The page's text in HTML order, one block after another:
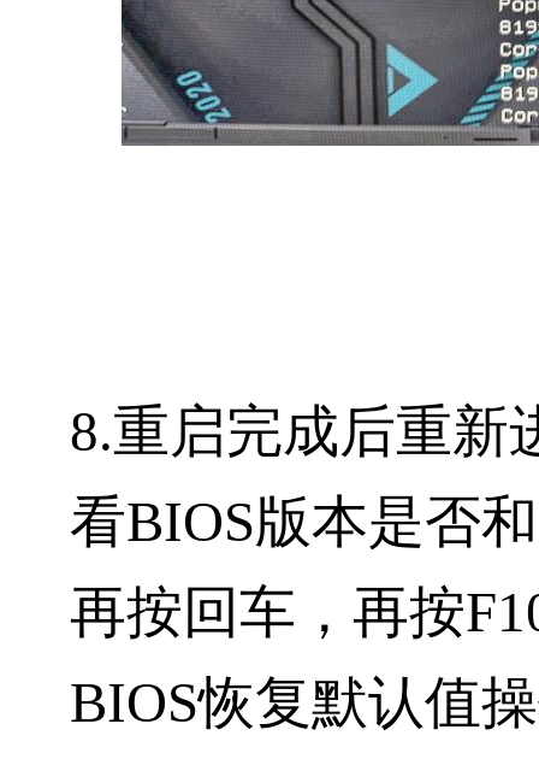
8.重启完成后重新
看BIOS版本是否
再按回车 ，再按
BIOS恢复默认值